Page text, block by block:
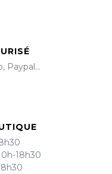
Paypal...
18h30